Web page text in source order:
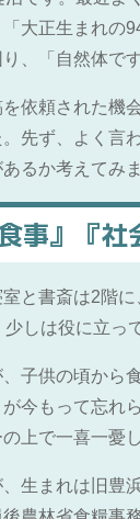
大正生まれの
、「自然体で
依頼された機
先ず、よく言
るか考えてみま
事』『社
室と書斎は2階
しは役に立っ
子供の頃から
今もって忘れ
上で一喜一憂
、生まれは旧